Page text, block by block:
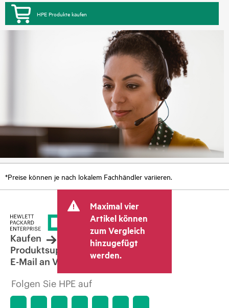
HPE Produkte kaufen
*Preise können je nach lokalem Fachhändler variieren.
Maximal vier
Artikel können
zum Vergleich
hinzugefügt
werden.
Kaufen
Produktsupport
E-Mail an Vertrieb
Folgen Sie HPE auf